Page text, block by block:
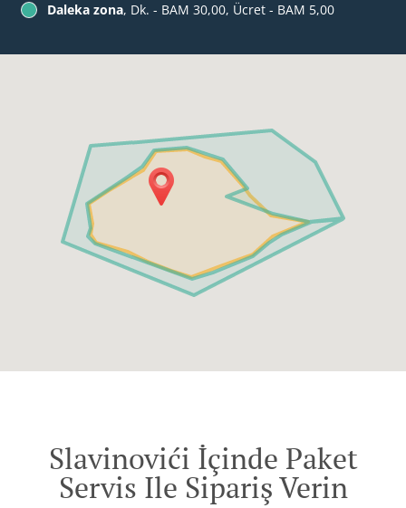
Daleka zona, Dk. - BAM 30,00, Ücret - BAM 5,00
Slavinovići İçinde Paket
Servis Ile Sipariş Verin